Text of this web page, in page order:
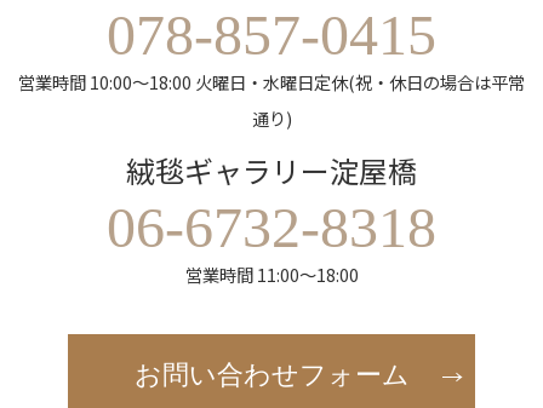
078-857-0415
営業時間 10:00～18:00 火曜日・水曜日定休(祝・休日の場合は平常
通り)
絨毯ギャラリー淀屋橋
06-6732-8318
営業時間 11:00～18:00
お問い合わせフォーム